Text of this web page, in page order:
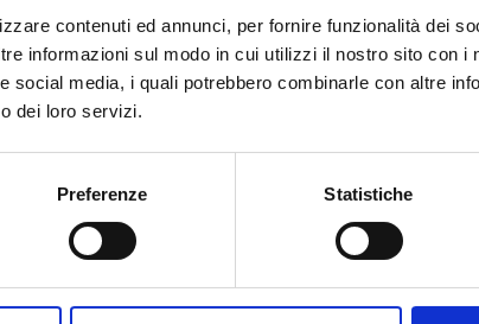
contenuti ed annunci, per fornire funzionalità dei
informazioni sul modo in cui utilizzi il nostro sito con i
social media, i quali potrebbero combinarle con altre
dei loro servizi.
Preferenze Statistiche
RICHIEDI PREVENTIVO
servizi privati, aria condizionata, telefono, TV via
pranzo, cena a buffet o nei ristoranti principali ).
concorsi, tornei, feste, serate a tema).